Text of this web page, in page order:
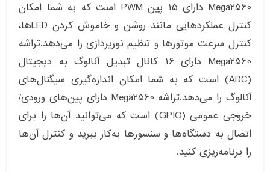
Mega2560 دارای ۱۵ پین PWM است که به شما امکان
کنترل عملکرد‌هایی مانند روشن و خاموش کردن LED‌ها،
کنترل سرعت موتورها و تنظیم نورپردازی را می‌دهد.تراشه
Mega2560 دارای ۱۶ کانال تبدیل آنالوگ به دیجیتال
(ADC) است که به شما امکان اندازه‌گیری سیگنال‌های
آنالوگ را می‌دهد.تراشه Mega2560 دارای پین‌های ورودی/
خروجی عمومی (GPIO) است که می‌توانید آن‌ها را برای
اتصال به دستگاه‌ها و سنسورها به‌کار ببرید و کنترل آن‌ها
را برنامه‌ریزی کنید.